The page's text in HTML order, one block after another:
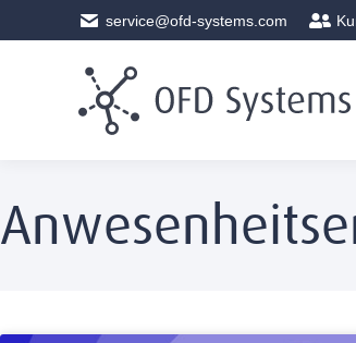
service@ofd-systems.com